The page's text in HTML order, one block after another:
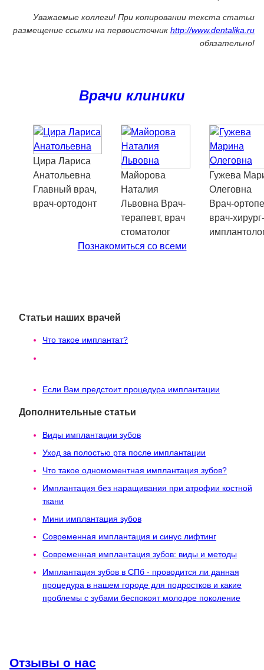
Уважаемые коллеги! При копировании текста статьи
размещение ссылки на первоисточник http://www.dentalika.ru
обязательно!
Врачи клиники
Цира Лариса
Анатольевна
Главный врач,
врач-ортодонт
Майорова
Наталия
Львовна Врач-
терапевт, врач
стоматолог
Гужева
Олеговна
Врач-
врач-хирург-
Познакомиться со всеми
Статьи наших врачей
Что такое имплантат?
Если Вам предстоит процедура имплантации
Дополнительные статьи
Виды имплантации зубов
Уход за полостью рта после имплантации
Что такое одномоментная имплантация зубов?
Имплантация без наращивания при атрофии костной
ткани
Мини имплантация зубов
Современная имплантация и синус лифтинг
Современная имплантация зубов: виды и методы
Имплантация зубов в СПб - проводится ли данная
процедура в нашем городе для подростков и какие
проблемы с зубами беспокоят молодое поколение
Отзывы о нас